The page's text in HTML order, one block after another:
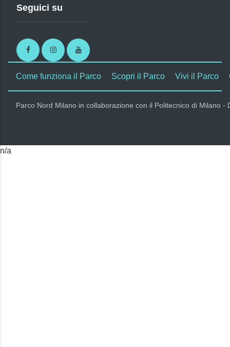
Seguici su
FacebookInstagramYoutube
Come funziona il Parco Scopri il Parco Vivi il Parco
Parco Nord Milano in collaborazione con il Politecnico di Milano
n/a